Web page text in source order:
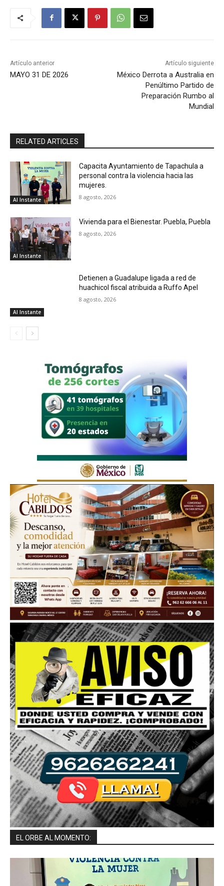
Artículo anterior
MAYO 31 DE 2026
Artículo siguiente
México Derrota a Australia en
Penúltimo Partido de
Preparación Rumbo al
Mundial
RELATED ARTICLES
Al Instante
Capacita Ayuntamiento de Tapachula a
personal contra la violencia hacia las
mujeres.
8 agosto, 2026
Al Instante
Vivienda para el Bienestar. Puebla, Puebla
8 agosto, 2026
Al Instante
Detienen a Guadalupe ligada a red de
huachicol fiscal atribuida a Ruffo Apel
8 agosto, 2026
EL ORBE AL MOMENTO: